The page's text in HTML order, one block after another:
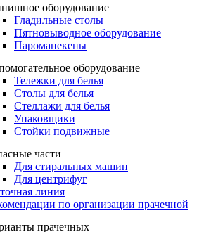
оборудование
Гладильные столы
Пятновыводное оборудование
Пароманекены
оборудование
Тележки для белья
Столы для белья
Стеллажи для белья
Упаковщики
Стойки подвижные
части
Для стиральных машин
Для центрифуг
линия
по организации прачечной
прачечных